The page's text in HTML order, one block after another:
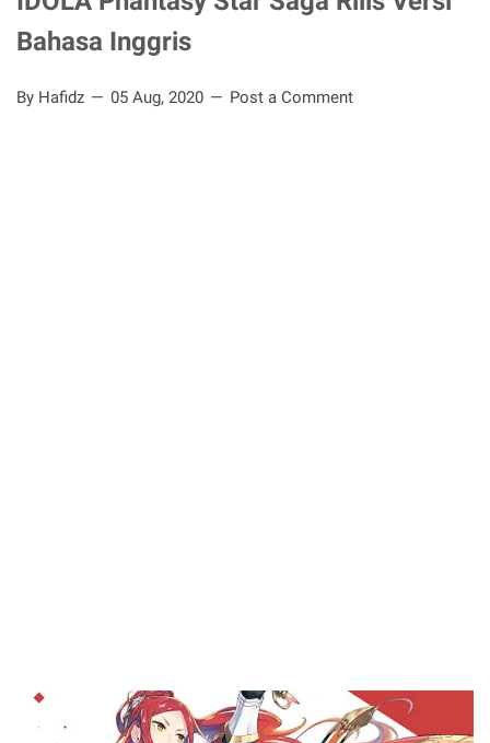
Bahasa Inggris
By Hafidz 05 Aug, 2020 Post a Comment